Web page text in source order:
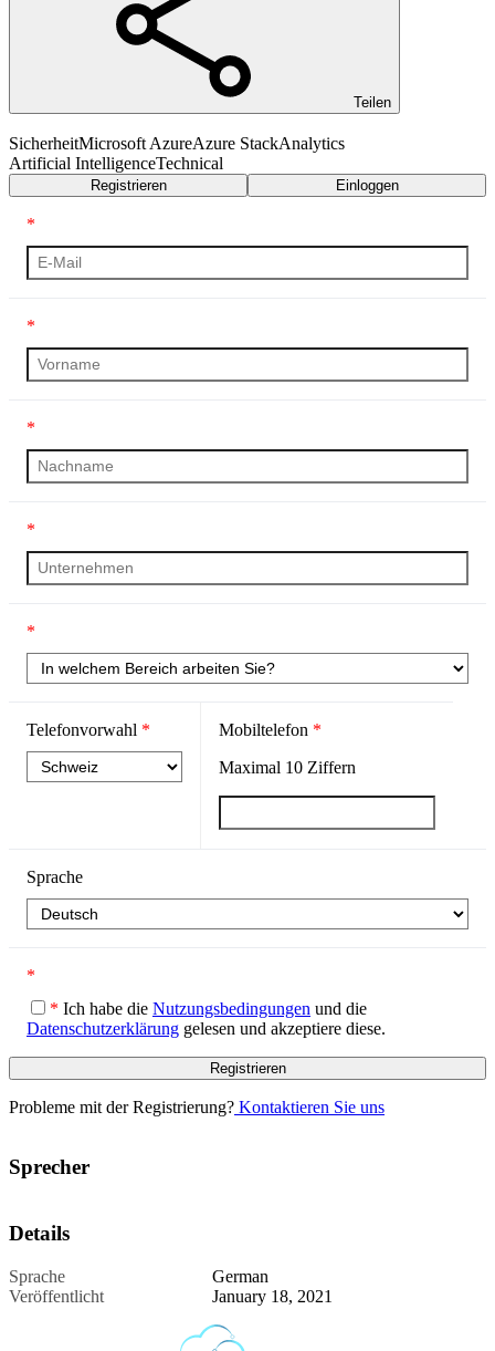
Teilen
SicherheitMicrosoft AzureAzure StackAnalytics
Artificial IntelligenceTechnical
Registrieren Einloggen
*
*
*
*
*
Telefonvorwahl * Mobiltelefon *
Maximal 10Ziffern
Sprache
*
* Ich habe die Nutzungsbedingungen und die
Datenschutzerklärung gelesen und akzeptiere diese.
Probleme mit der Registrierung? Kontaktieren Sie uns
Sprecher
Details
Sprache
German
Veröffentlicht
January 18, 2021